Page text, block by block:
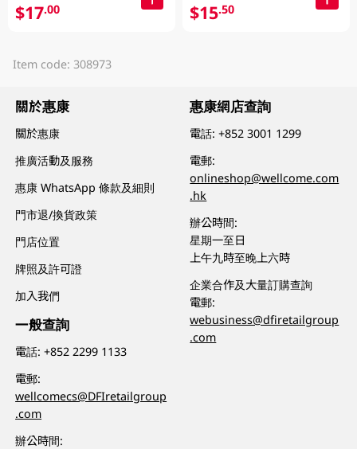
$17.00 $15.50
Item code: 308973
關於惠康
關於惠康
推廣活動及服務
惠康 WhatsApp 條款及細則
門市退/換貨政策
門店位置
牌照及許可證
加入我們
一般查詢
電話:+852 2299 1133
電郵:
wellcomecs@DFIretailgroup
.com
辦公時間:
惠康網店查詢
電話:+852 3001 1299
電郵:
onlineshop@wellcome.com
.hk
辦公時間:
星期一至日
上午九時至晚上六時
企業合作及大量訂購查詢
電郵:
webusiness@dfiretailgroup
.com